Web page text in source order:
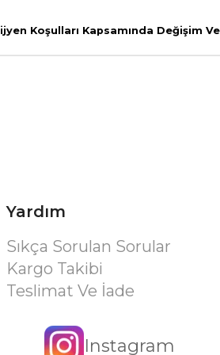
Koşulları Kapsamında Değişim
Yardım
Sıkça Sorulan Sorular
Kargo Takibi
Teslimat Ve İade
Instagram